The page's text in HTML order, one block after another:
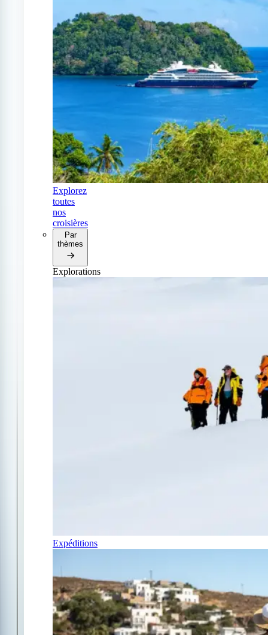
Explorez
toutes
nos
croisières
Par
thèmes
Explorations
Expéditions